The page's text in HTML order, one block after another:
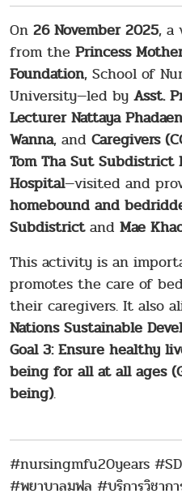
On 26 November 2025, a
from the Princess
Foundation, School of
University—led by Asst.
LecturerNattaya
Wanna, and Caregivers
Tom Tha Sut Subdistrict
Hospital—visited and
homebound and
Subdistrictand Mae
This activity is an
promotes the care of
their caregivers. It also
Nations Sustainable
Goal 3: Ensure healthy
being for all at all ages
being).
#nursingmfu20years
#พยาบาลมฟล #บริการวิชากา